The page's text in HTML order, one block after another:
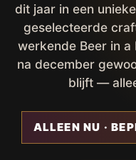
dit jaar in een
geselecteerde
werkende Beer in a
na december
blijft —
ALLEEN NU ·